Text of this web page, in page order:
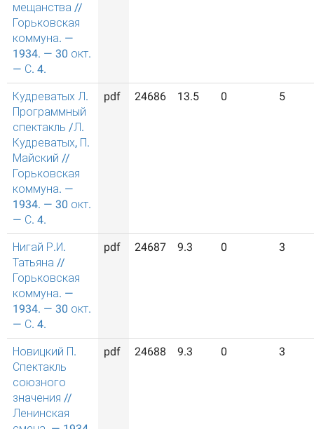
мещанства //
Горьковская
коммуна. —
1934. — 30 окт.
— С. 4.
Кудреватых Л.
Программный
спектакль /Л.
Кудреватых, П.
Майский //
Горьковская
коммуна. —
1934. — 30 окт.
— С. 4.
pdf 24686 13.5 0 5
Нигай Р.И.
Татьяна //
Горьковская
коммуна. —
1934. — 30 окт.
— С. 4.
pdf 24687 9.3 0 3
Новицкий П.
Спектакль
союзного
значения //
Ленинская
pdf 24688 9.3 0 3